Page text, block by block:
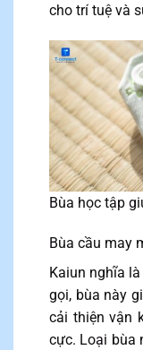
cho trí tuệ và
Bùa học tập
Bùa cầu may
Kaiun nghĩa
gọi, bùa này
cải thiện vận
cực. Loại bùa